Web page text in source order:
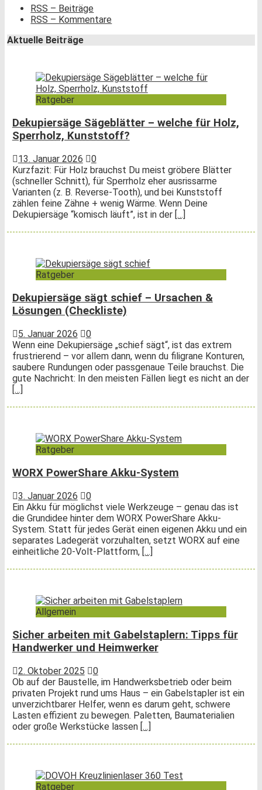
RSS – Beiträge
RSS – Kommentare
Aktuelle Beiträge
Ratgeber
Dekupiersäge Sägeblätter – welche für Holz,
Sperrholz, Kunststoff?
13. Januar 2026
0
Kurzfazit: Für Holz brauchst Du meist gröbere Blätter
(schneller Schnitt), für Sperrholz eher ausrissarme
Varianten (z. B. Reverse-Tooth), und bei Kunststoff
zählen feine Zähne + wenig Wärme. Wenn Deine
Dekupiersäge “komisch läuft”, ist in der […]
Ratgeber
Dekupiersäge sägt schief – Ursachen &
Lösungen (Checkliste)
5. Januar 2026
0
Wenn eine Dekupiersäge „schief sägt“, ist das extrem
frustrierend – vor allem dann, wenn du filigrane Konturen,
saubere Rundungen oder passgenaue Teile brauchst. Die
gute Nachricht: In den meisten Fällen liegt es nicht an der
[…]
Ratgeber
WORX PowerShare Akku-System
3. Januar 2026
0
Ein Akku für möglichst viele Werkzeuge – genau das ist
die Grundidee hinter dem WORX PowerShare Akku-
System. Statt für jedes Gerät einen eigenen Akku und ein
separates Ladegerät vorzuhalten, setzt WORX auf eine
einheitliche 20-Volt-Plattform, […]
Allgemein
Sicher arbeiten mit Gabelstaplern: Tipps für
Handwerker und Heimwerker
2. Oktober 2025
0
Ob auf der Baustelle, im Handwerksbetrieb oder beim
privaten Projekt rund ums Haus – ein Gabelstapler ist ein
unverzichtbarer Helfer, wenn es darum geht, schwere
Lasten effizient zu bewegen. Paletten, Baumaterialien
oder große Werkstücke lassen […]
Ratgeber